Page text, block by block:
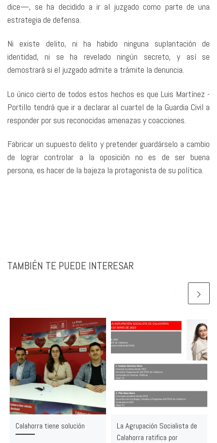
dice—, se ha decidido a ir al juzgado como parte de una
estrategia de defensa.
Ni existe delito, ni ha habido ninguna suplantación de
identidad, ni se ha revelado ningún secreto, y así se
demostrará si el juzgado admite a trámite la denuncia.
Lo único cierto de todos estos hechos es que Luis Martínez -
Portillo tendrá que ir a declarar al cuartel de la Guardia Civil a
responder por sus reconocidas amenazas y coacciones.
Fabricar un supuesto delito y pretender guardárselo a cambio
de lograr controlar a la oposición no es de ser buena
persona, es hacer de la bajeza la protagonista de su política.
TAMBIÉN TE PUEDE INTERESAR
Calahorra tiene solución
La Agrupación Socialista de
Calahorra ratifica por